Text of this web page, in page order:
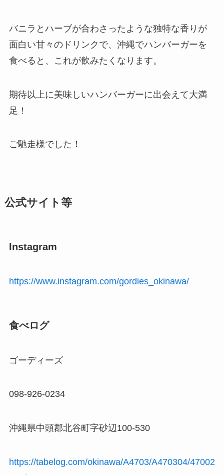
バニラとハーブが合わさったような独特な香りが
面白い甘々のドリンクで、沖縄でハンバーガーを
食べると、これが飲みたくなります。
期待以上に美味しいハンバーガーに出会えて大満
足！
ご馳走様でした！
公式サイト等
Instagram
https://www.instagram.com/gordies_okinawa/
食べログ
ゴーディーズ
098-926-0234
沖縄県中頭郡北谷町字砂辺100-530
https://tabelog.com/okinawa/A4703/A470304/47002